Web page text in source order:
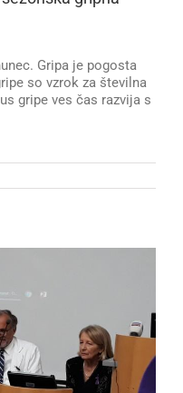
Gripa je pogosta
so vzrok za številna
gripe ves čas razvija s